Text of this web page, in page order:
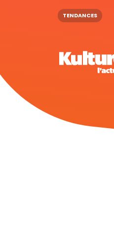
TENDANCES